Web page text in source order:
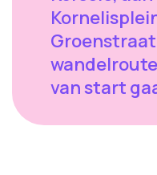
van start